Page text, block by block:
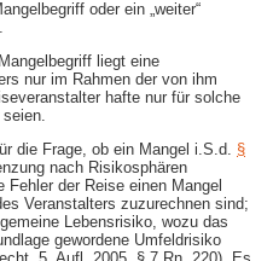
oder ein „weiter“
liegt eine
nur im Rahmen der von ihm
hafte nur für solche
die Frage, ob ein Mangel i.S.d. §
nach Risikosphären
der Reise einen Mangel
Veranstalters zuzurechnen sind;
Lebensrisiko, wozu das
gewordene Umfeldrisiko
5. Aufl. 2005, § 7 Rn. 220). Es